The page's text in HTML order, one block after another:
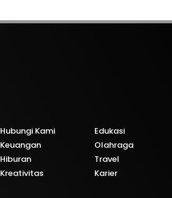
Hubungi Kami
Edukasi
Keuangan
Olahraga
Hiburan
Travel
Kreativitas
Karier